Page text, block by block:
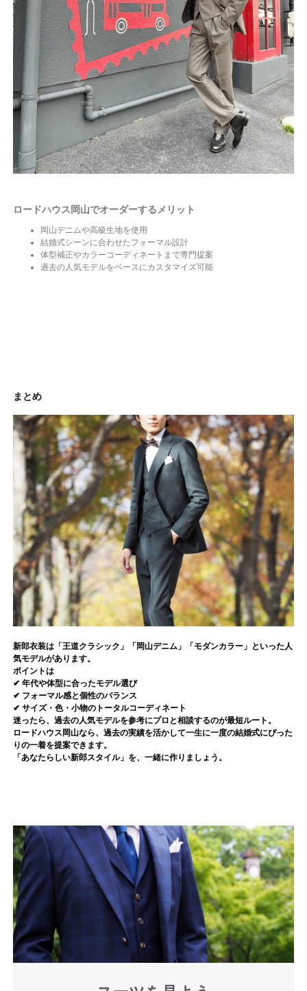
ロードハウス岡山でオーダーするメリット
岡山デニムや高級生地を使用
結婚式シーンに合わせたフォーマル設計
体型補正やカラーコーディネートまで専門提案
過去の人気モデルをベースにカスタマイズ可能
まとめ
新郎衣装は「王道クラシック」「岡山デニム」「モダンカラー」といった人
気モデルがあります。
ポイントは
✔ 年代や体型に合ったモデル選び
✔ フォーマル感と個性のバランス
✔ サイズ・色・小物のトータルコーディネート
迷ったら、過去の人気モデルを参考にプロと相談するのが最短ルート。
ロードハウス岡山なら、 過去の実績を活かして一生に一度の結婚式にぴった
りの一着を提案できます。
「あなたらしい新郎スタイル」を、一緒に作りましょう。